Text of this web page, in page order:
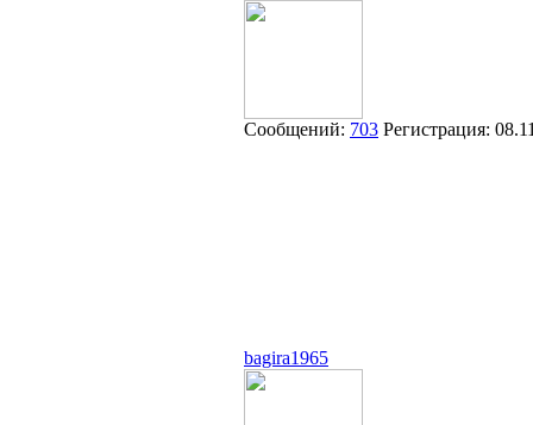
Сообщений: 703 Регистрация:
bagira1965